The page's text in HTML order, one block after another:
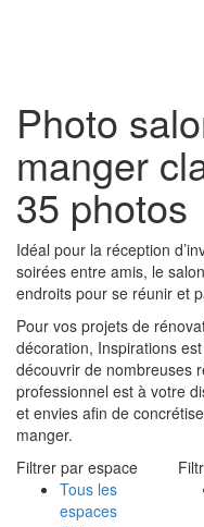
Photo
manger
35 photos
Idéal pour la réception
soirées entre amis, le
endroits pour se réunir et
Pour vos projets de
décoration, Inspirations
découvrir de nombreuses
professionnel est à votre
et envies afin de
manger.
Filtrer par espace
Tous les
espaces